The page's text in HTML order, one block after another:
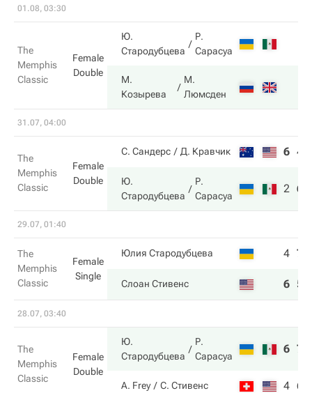
01.08, 03:30
The
Memphis
Classic
Female
Double
Ю.
Стародубцева
Р.
Сарасуа
М.
Козырева
М.
Люмсден
31.07, 04:00
The
Memphis
Classic
Female
Double
С. Сандерс Д. Кравчик 6 4
Ю.
Стародубцева
Р.
Сарасуа
2 6
29.07, 01:40
The
Memphis
Classic
Female
Single
Юлия Стародубцева 4 7
Слоан Стивенс 6 5
28.07, 03:40
The
Memphis
Classic
Female
Double
Ю.
Стародубцева
Р.
Сарасуа
6 7
A. Frey С. Стивенс 4 6